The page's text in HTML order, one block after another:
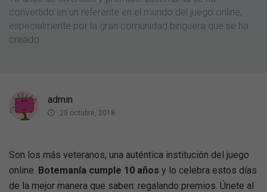
convertido en un referente en el mundo del juego online,
especialmente por la gran comunidad binguera que se ha
creado.
admin
25 octubre, 2018
Son los más veteranos, una auténtica institución del juego
online. Botemanía cumple 10 años y lo celebra estos días
de la mejor manera que saben: regalando premios. Únete al